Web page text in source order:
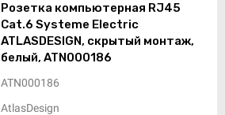
Розетка компьютерная RJ45
Cat.6 Systeme Electric
ATLASDESIGN, скрытый монтаж,
белый, ATN000186
ATN000186
AtlasDesign